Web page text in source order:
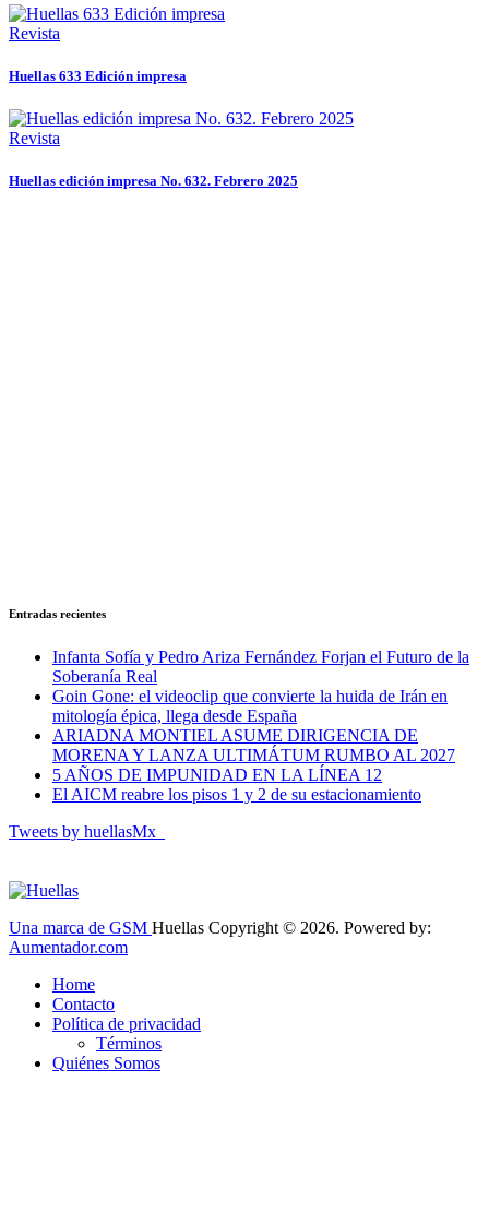
Revista
Huellas 633 Edición impresa
Revista
Huellas edición impresa No. 632. Febrero 2025
Entradas recientes
Infanta Sofía y Pedro Ariza Fernández Forjan el Futuro de la
Soberanía Real
Goin Gone: el videoclip que convierte la huida de Irán en
mitología épica, llega desde España
ARIADNA MONTIEL ASUME DIRIGENCIA DE
MORENA Y LANZA ULTIMÁTUM RUMBO AL 2027
5 AÑOS DE IMPUNIDAD EN LA LÍNEA 12
El AICM reabre los pisos 1 y 2 de su estacionamiento
Tweets by huellasMx_
Una marca de GSM Huellas Copyright © 2026. Powered by:
Aumentador.com
Home
Contacto
Política de privacidad
Términos
Quiénes Somos